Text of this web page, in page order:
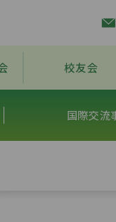
校友会
国際交流